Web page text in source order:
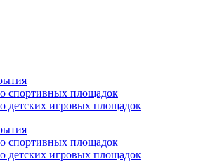
спортивных площадок
детских игровых площадок
спортивных площадок
детских игровых площадок